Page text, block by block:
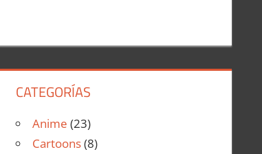
CATEGORÍAS
Anime (23)
Cartoons(8)